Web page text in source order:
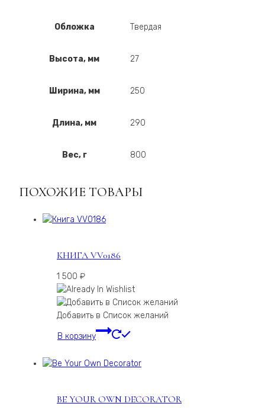
Обложка Твердая
Высота, мм 27
Ширина, мм 250
Длина, мм 290
Вес, г 800
ПОХОЖИЕ ТОВАРЫ
КНИГА VV0186
1 500 ₽
Добавить в Список желаний
В корзину
BE YOUR OWN DECORATOR